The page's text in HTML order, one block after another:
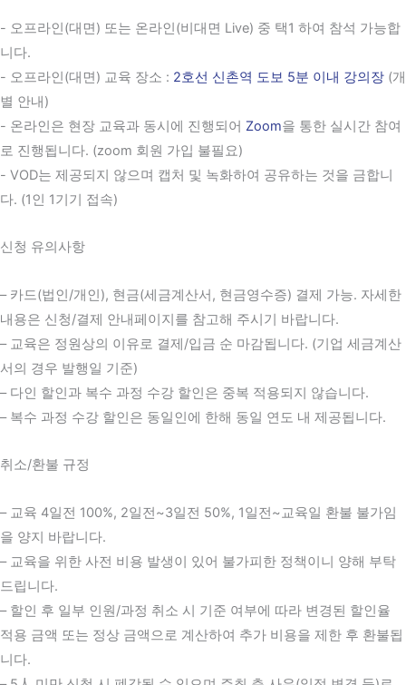
- 오프라인(대면) 또는 온라인(비대면 Live) 중 택1 하여 참석 가능합
니다.
- 오프라인(대면) 교육 장소 : 2호선 신촌역 도보 5분 이내 강의장 (개
별 안내)
- 온라인은 현장 교육과 동시에 진행되어 Zoom을 통한 실시간 참여
로 진행됩니다. (zoom 회원 가입 불필요)
- VOD는 제공되지 않으며 캡처 및 녹화하여 공유하는 것을 금합니
다. (1인 1기기 접속)
신청 유의사항
– 카드(법인/개인), 현금(세금계산서, 현금영수증) 결제 가능. 자세한
내용은 신청/결제 안내페이지를 참고해 주시기 바랍니다.
– 교육은 정원상의 이유로 결제/입금 순 마감됩니다. (기업 세금계산
서의 경우 발행일 기준)
– 다인 할인과 복수 과정 수강 할인은 중복 적용되지 않습니다.
– 복수 과정 수강 할인은 동일인에 한해 동일 연도 내 제공됩니다.
취소/환불 규정
– 교육 4일전 100%, 2일전~3일전 50%, 1일전~교육일 환불 불가임
을 양지 바랍니다.
– 교육을 위한 사전 비용 발생이 있어 불가피한 정책이니 양해 부탁
드립니다.
– 할인 후 일부 인원/과정 취소 시 기준 여부에 따라 변경된 할인율
적용 금액 또는 정상 금액으로 계산하여 추가 비용을 제한 후 환불됩
니다.